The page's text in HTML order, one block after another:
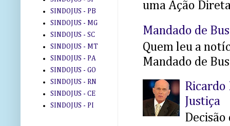
uma Ação
Mandado de
Quem leu a
Mandado de
Ricardo
Justiça
Decisão
SINDOJUS - PB
SINDOJUS - MG
SINDOJUS - SC
SINDOJUS - MT
SINDOJUS - PA
SINDOJUS - GO
SINDOJUS - RN
SINDOJUS - CE
SINDOJUS - PI